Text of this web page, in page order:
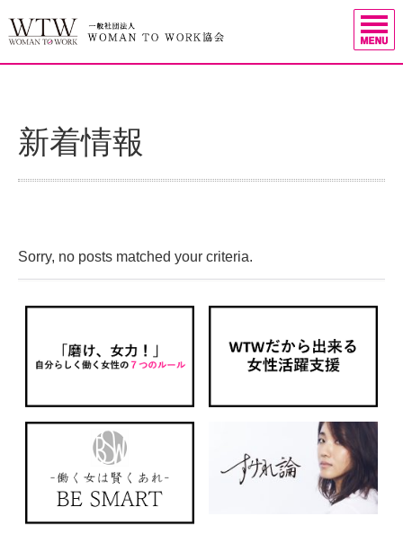
新着情報
Sorry, no posts matched your criteria.